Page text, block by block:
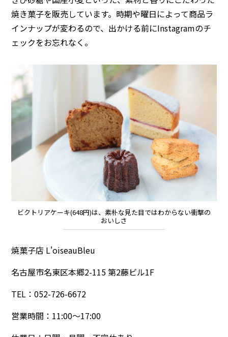
焼き菓子を販売しています。時期や曜日によって商品ラ
インナップが変わるので、出かける前にInstagramのチ
ェックをお忘れなく。
ビクトリアケーキ(648円)は、素朴な見た目ではわからない衝撃の
おいしさ
焼菓子店 L'oiseauBleu
名古屋市名東区本郷2-115 第2藤ビル1F
TEL：052-726-6672
営業時間：11:00～17:00